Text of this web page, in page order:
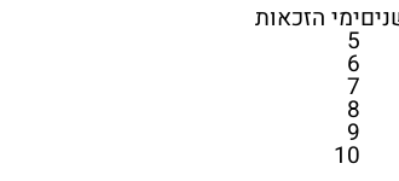
ימי הזכאות
5
6
7
8
9
10